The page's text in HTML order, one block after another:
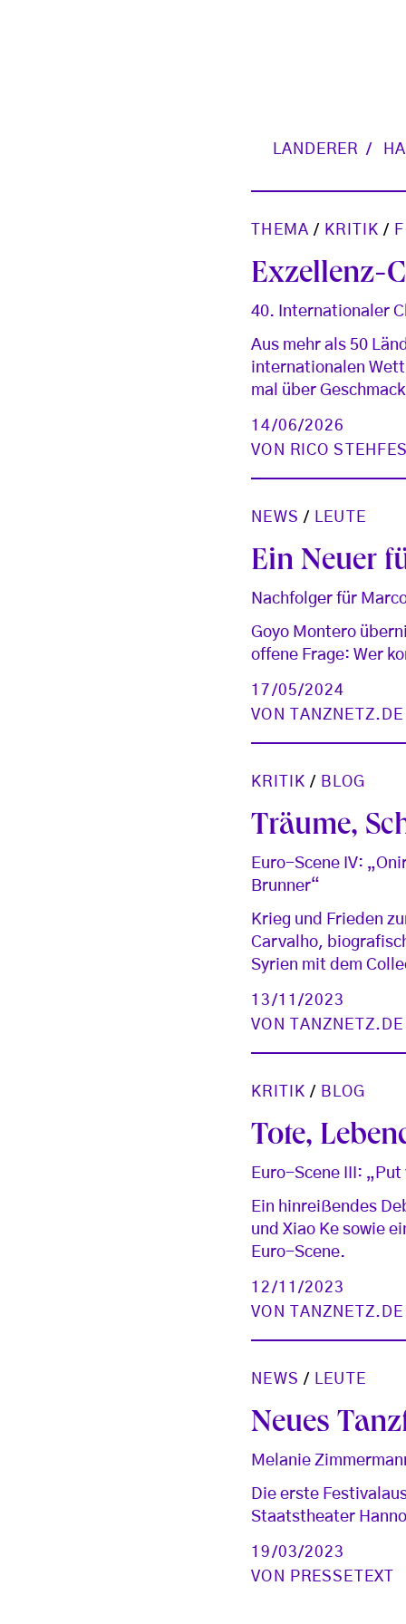
LANDERER
THEMA / KRITIK /
Exzellenz-
40. Internationaler
Aus mehr als 50
internationalen
mal über
14/06/2026
VON
RICO
NEWS / LEUTE
Ein Neuer
Nachfolger für
Goyo Montero
offene Frage: Wer
17/05/2024
VON
KRITIK / BLOG
Träume,
Euro-Scene IV:
Brunner“
Krieg und Frieden
Carvalho,
Syrien mit dem
13/11/2023
VON
KRITIK / BLOG
Tote,
Euro-Scene III:
Ein hinreißendes
und Xiao Ke sowie
Euro-Scene.
12/11/2023
VON
NEWS / LEUTE
Neues
Melanie
Die erste
Staatstheater
19/03/2023
VON
PRESSETEXT